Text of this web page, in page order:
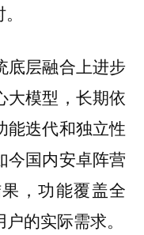
底层融合上进步
大模型，长期依
能迭代和独立性
今国内安卓阵营
，功能覆盖全
的实际需求。